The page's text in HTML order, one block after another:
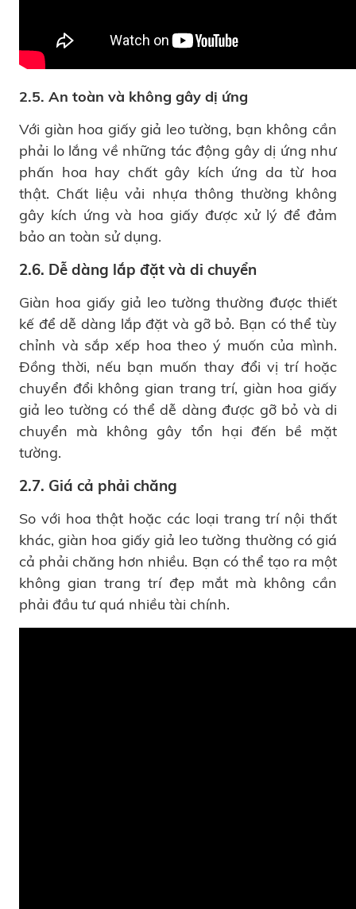
2.5. An toàn và không gây dị ứng
Với giàn hoa giấy giả leo tường, bạn không cần
phải lo lắng về những tác động gây dị ứng như
phấn hoa hay chất gây kích ứng da từ hoa
thật. Chất liệu vải nhựa thông thường không
gây kích ứng và hoa giấy được xử lý để đảm
bảo an toàn sử dụng.
2.6. Dễ dàng lắp đặt và di chuyển
Giàn hoa giấy giả leo tường thường được thiết
kế để dễ dàng lắp đặt và gỡ bỏ. Bạn có thể tùy
chỉnh và sắp xếp hoa theo ý muốn của mình.
Đồng thời, nếu bạn muốn thay đổi vị trí hoặc
chuyển đổi không gian trang trí, giàn hoa giấy
giả leo tường có thể dễ dàng được gỡ bỏ và di
chuyển mà không gây tổn hại đến bề mặt
tường.
2.7. Giá cả phải chăng
So với hoa thật hoặc các loại trang trí nội thất
khác, giàn hoa giấy giả leo tường thường có giá
cả phải chăng hơn nhiều. Bạn có thể tạo ra một
không gian trang trí đẹp mắt mà không cần
phải đầu tư quá nhiều tài chính.